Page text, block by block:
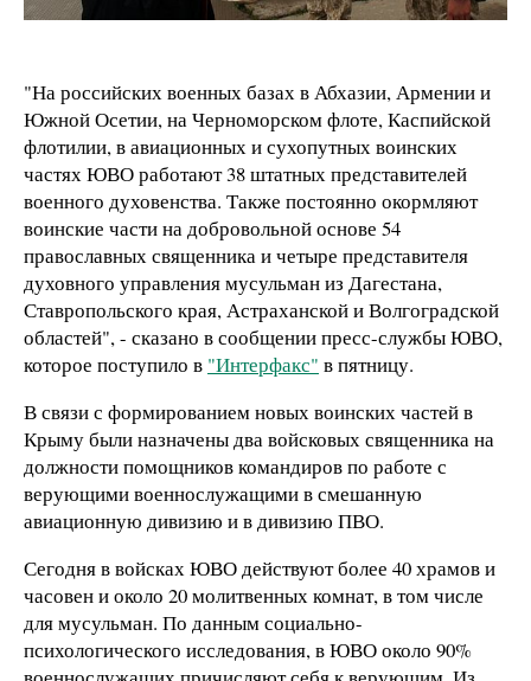
"На российских военных базах в Абхазии, Армении и
Южной Осетии, на Черноморском флоте, Каспийской
флотилии, в авиационных и сухопутных воинских
частях ЮВО работают 38 штатных представителей
военного духовенства. Также постоянно окормляют
воинские части на добровольной основе 54
православных священника и четыре представителя
духовного управления мусульман из Дагестана,
Ставропольского края, Астраханской и Волгоградской
областей", - сказано в сообщении пресс-службы ЮВО,
которое поступило в "Интерфакс" в пятницу.
В связи с формированием новых воинских частей в
Крыму были назначены два войсковых священника на
должности помощников командиров по работе с
верующими военнослужащими в смешанную
авиационную дивизию и в дивизию ПВО.
Сегодня в войсках ЮВО действуют более 40 храмов и
часовен и около 20 молитвенных комнат, в том числе
для мусульман. По данным социально-
психологического исследования, в ЮВО около 90%